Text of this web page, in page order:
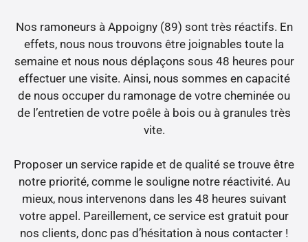
Nos ramoneurs à Appoigny (89) sont très réactifs. En
effets, nous nous trouvons être joignables toute la
semaine et nous nous déplaçons sous 48 heures pour
effectuer une visite. Ainsi, nous sommes en capacité
de nous occuper du ramonage de votre cheminée ou
de l’entretien de votre poêle à bois ou à granules très
vite.
Proposer un service rapide et de qualité se trouve être
notre priorité, comme le souligne notre réactivité. Au
mieux, nous intervenons dans les 48 heures suivant
votre appel. Pareillement, ce service est gratuit pour
nos clients, donc pas d’hésitation à nous contacter !